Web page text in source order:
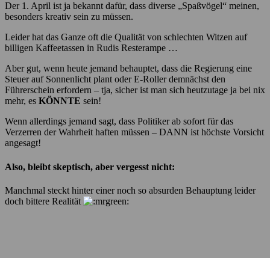
Der 1. April ist ja bekannt dafür, dass diverse „Spaßvögel“ meinen,
besonders kreativ sein zu müssen.
Leider hat das Ganze oft die Qualität von schlechten Witzen auf
billigen Kaffeetassen in Rudis Resterampe …
Aber gut, wenn heute jemand behauptet, dass die Regierung eine
Steuer auf Sonnenlicht plant oder E-Roller demnächst den
Führerschein erfordern – tja, sicher ist man sich heutzutage ja bei nix
mehr, es KÖNNTE sein!
Wenn allerdings jemand sagt, dass Politiker ab sofort für das
Verzerren der Wahrheit haften müssen – DANN ist höchste Vorsicht
angesagt!
Also, bleibt skeptisch, aber vergesst nicht:
Manchmal steckt hinter einer noch so absurden Behauptung leider
doch bittere Realität